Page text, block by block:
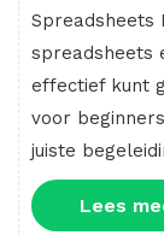
Spreadsheets
spreadsheets
effectief kunt
voor
juiste
Lees